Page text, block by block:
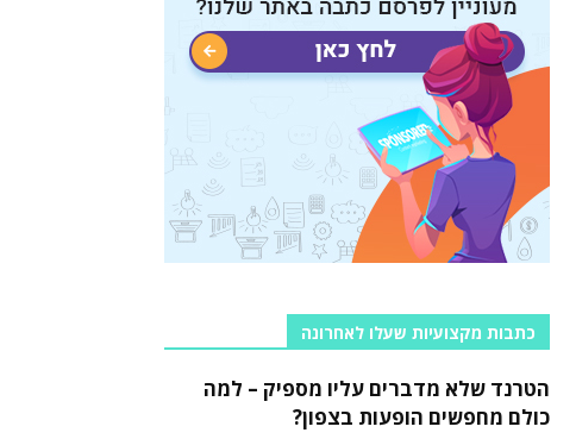
כתבות מקצועיות שעלו לאחרונה
הטרנד שלא מדברים עליו מספיק – למה
כולם מחפשים הופעות בצפון?